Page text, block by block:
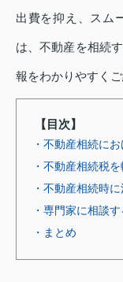
出費を抑え、スム
は、不動産を相続
報をわかりやすくご
【目次】
・不動産相続に
・不動産相続税
・不動産相続時
・専門家に相談
・まとめ